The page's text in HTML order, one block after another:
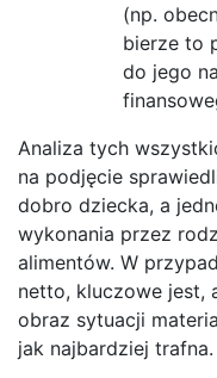
(np.
bierze to
do jego
Analiza tych
na podjęcie
dobro dziecka, a
wykonania przez
alimentów. W
netto, kluczowe jest,
obraz sytuacji
jak najbardziej trafna.